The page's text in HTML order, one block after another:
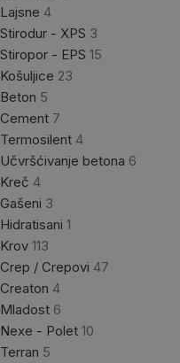
Lajsne 4
Stirodur - XPS 3
Stiropor - EPS 15
Košuljice 23
Beton 5
Cement 7
Termosilent 4
Učvršćivanje betona 6
Kreč 4
Gašeni 3
Hidratisani 1
Krov 113
Crep / Crepovi 47
Creaton 4
Mladost 6
Nexe - Polet 10
Terran 5